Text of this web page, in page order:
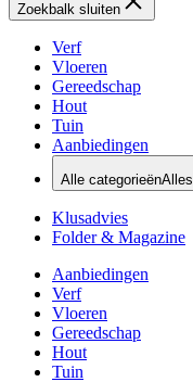
Zoekbalk sluiten
Verf
Vloeren
Gereedschap
Hout
Tuin
Aanbiedingen
Alle categorieënAlles
Klusadvies
Folder & Magazine
Aanbiedingen
Verf
Vloeren
Gereedschap
Hout
Tuin